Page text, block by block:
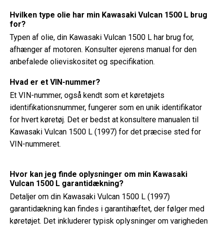
Hvilken type olie har min Kawasaki Vulcan 1500 L brug
for?
Typen af ​​olie, din Kawasaki Vulcan 1500 L har brug for,
afhænger af motoren. Konsulter ejerens manual for den
anbefalede olieviskositet og specifikation.
Hvad er et VIN-nummer?
Et VIN-nummer, også kendt som et køretøjets
identifikationsnummer, fungerer som en unik identifikator
for hvert køretøj. Det er bedst at konsultere manualen til
Kawasaki Vulcan 1500 L (1997) for det præcise sted for
VIN-nummeret.
Hvor kan jeg finde oplysninger om min Kawasaki
Vulcan 1500 L garantidækning?
Detaljer om din Kawasaki Vulcan 1500 L (1997)
garantidækning kan findes i garantihæftet, der følger med
køretøjet. Det inkluderer typisk oplysninger om varigheden